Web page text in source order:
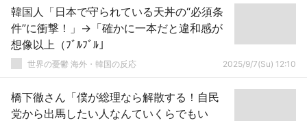
韓国人「日本で守られている天丼の“必須条
件”に衝撃！」→「確かに一本だと違和感が
想像以上（ﾌﾞﾙﾌﾞﾙ」
世界の憂鬱 海外・韓国の反応 2025/9/7(Su) 12:10
橋下徹さん「僕が総理なら解散する！自民
党から出馬したい人なんていくらでもい